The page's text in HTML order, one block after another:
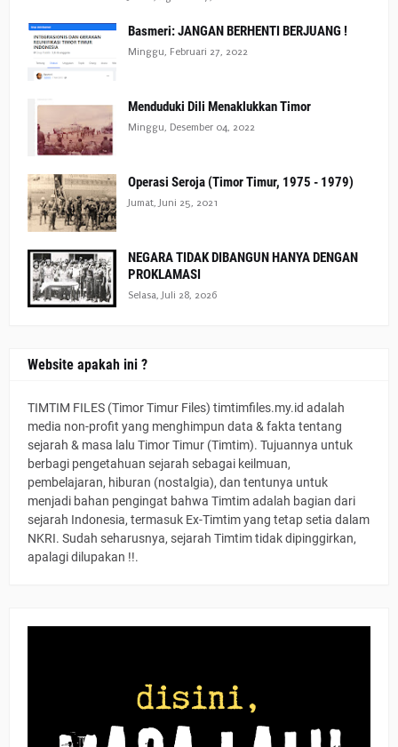
Basmeri: JANGAN BERHENTI BERJUANG !
Minggu, Februari 27, 2022
Menduduki Dili Menaklukkan Timor
Minggu, Desember 04, 2022
Operasi Seroja (Timor Timur, 1975 - 1979)
Jumat, Juni 25, 2021
NEGARA TIDAK DIBANGUN HANYA DENGAN
PROKLAMASI
Selasa, Juli 28, 2026
Website apakah ini ?
TIMTIM FILES (Timor Timur Files) timtimfiles.my.id adalah
media non-profit yang menghimpun data & fakta tentang
sejarah & masa lalu Timor Timur (Timtim). Tujuannya untuk
berbagi pengetahuan sejarah sebagai keilmuan,
pembelajaran, hiburan (nostalgia), dan tentunya untuk
menjadi bahan pengingat bahwa Timtim adalah bagian dari
sejarah Indonesia, termasuk Ex-Timtim yang tetap setia dalam
NKRI. Sudah seharusnya, sejarah Timtim tidak dipinggirkan,
apalagi dilupakan !!.